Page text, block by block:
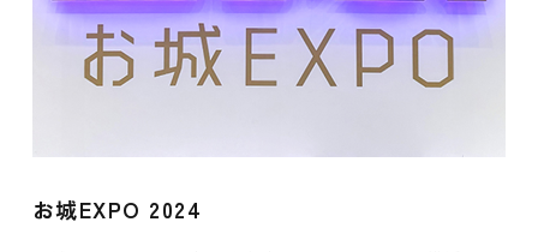
お城EXPO 2024